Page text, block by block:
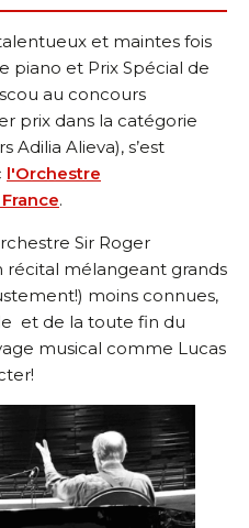
et maintes fois
piano et Prix Spécial de
au concours
prix dans la catégorie
Adilia Alieva), s’est
l'Orchestre
.
Sir Roger
récital mélangeant grands
moins connues,
et de la toute fin du
musical comme Lucas